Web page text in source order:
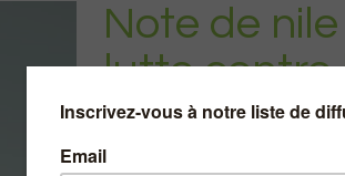
Note de
lutte contre
améliorer